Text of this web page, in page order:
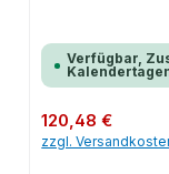
Verfügbar,
Regulärer Preis:
120,48 €
zzgl.